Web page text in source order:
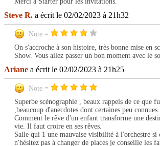
Steve R. a écrit le 02/02/2023 à 21h32
Note =
On s'accroche à son histoire, très bonne mise en
Show. Vous allez passer un bon moment avec le
Ariane a écrit le 02/02/2023 à 21h25
Note =
Superbe scénographie , beaux rappels de ce que
,beaucoup d'anecdotes dont certaines peu connues.
Comment le rêve d'un enfant transforme une
vie. Il faut croire en ses rêves.
Salle qui 1 une mauvaise visibilité à l'orchestre si
n'hésitez pas à changer de places je conseille les